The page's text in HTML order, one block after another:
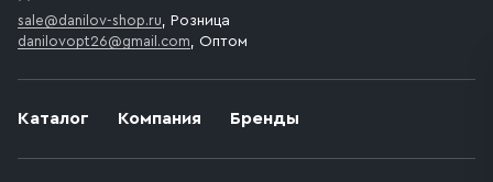
Каталог Компания Бренды
sale@danilov-shop.ru, Розница
danilovopt26@gmail.com, Оптом